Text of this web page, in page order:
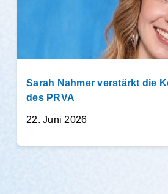
Sarah Nahmer verstärkt die
des PRVA
22. Juni 2026